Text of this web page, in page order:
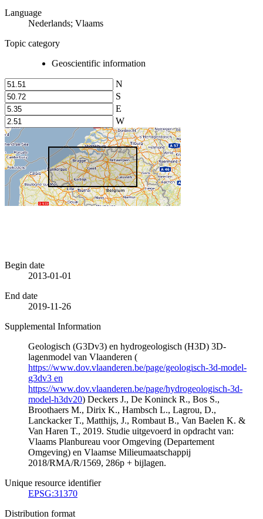
Language
Nederlands; Vlaams
Topic category
Geoscientific information
N
S
E
W
Begin date
2013-01-01
End date
2019-11-26
Supplemental Information
Geologisch (G3Dv3) en hydrogeologisch (H3D) 3D-
lagenmodel van Vlaanderen (
https://www.dov.vlaanderen.be/page/geologisch-3d-model-
g3dv3 en
https://www.dov.vlaanderen.be/page/hydrogeologisch-3d-
model-h3dv20) Deckers J., De Koninck R., Bos S.,
Broothaers M., Dirix K., Hambsch L., Lagrou, D.,
Lanckacker T., Matthijs, J., Rombaut B., Van Baelen K. &
Van Haren T., 2019. Studie uitgevoerd in opdracht van:
Vlaams Planbureau voor Omgeving (Departement
Omgeving) en Vlaamse Milieumaatschappij
2018/RMA/R/1569, 286p + bijlagen.
Unique resource identifier
EPSG:31370
Distribution format